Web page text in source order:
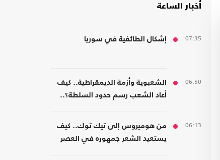
أخبار الساعة
07:35 إشكال الطائفية في سوريا
06:50
الشعبوية وأزمة الديمقراطية.. كيف
أعاد الشعب رسم حدود السلطة؟..
06:13
من هوميروس إلى تيك توك.. كيف
يستعيد الشعر جمهوره في العصر